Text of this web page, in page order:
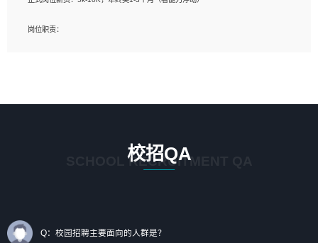
1、艺术设计类相关专业；（其中需求分析顾问不限专业）
岗位职责：
2. 熟悉 前端常用框架, 能独立完成设计给予的 UI 效果;
3. 有良好的代码习惯, 低级错误出现频率低;
7. 了解或熟悉 WebGL 及相关框架优先。
（岗位人员专职于行业应用解决方案、项目申报方案、投标方案的策划编写）
校招QA
SCHOOL RECRUITMENT QA
Q：校园招聘主要面向的人群是？